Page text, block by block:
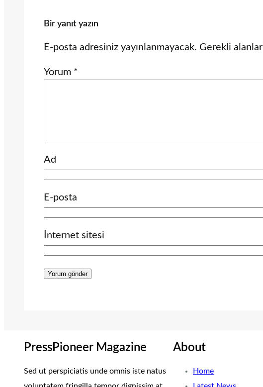
Bir yanıt yazın
E-posta adresiniz yayınlanmayacak. Gerekli alanlar
Yorum *
Ad
E-posta
İnternet sitesi
PressPioneer Magazine
Sed ut perspiciatis unde omnis iste natus
About
Home